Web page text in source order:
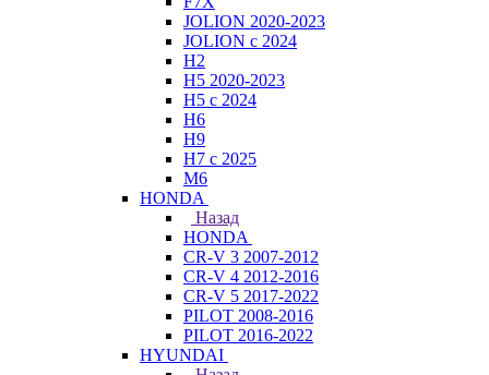
JOLION 2020-2023
JOLION с 2024
H2
H5 2020-2023
H5 с 2024
H6
H9
H7 с 2025
M6
HONDA
Назад
HONDA
CR-V 3 2007-2012
CR-V 4 2012-2016
CR-V 5 2017-2022
PILOT 2008-2016
PILOT 2016-2022
HYUNDAI